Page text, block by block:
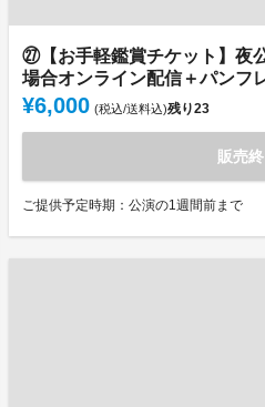
㉗【お手軽鑑賞チケット】夜
場合オンライン配信＋パンフ
¥6,000 (税込/送料込)残り23
販売
ご提供予定時期：公演の1週間前まで